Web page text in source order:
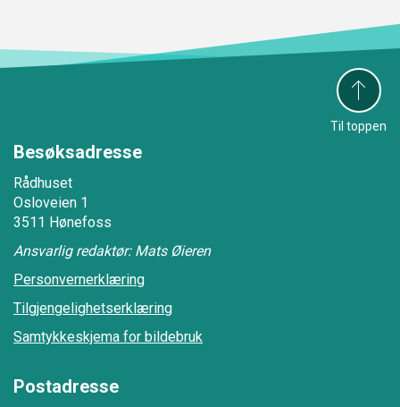
Til toppen
Besøksadresse
Rådhuset
Osloveien 1
3511 Hønefoss
Ansvarlig redaktør: Mats Øieren
Personvernerklæring
Tilgjengelighetserklæring
Samtykkeskjema for bildebruk
Postadresse